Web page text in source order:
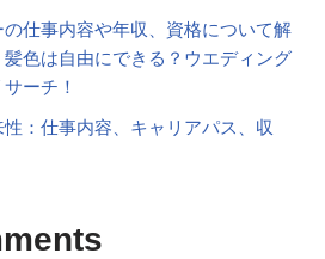
仕事内容や年収、資格について解
色は自由にできる？ウエディング
ーチ！
：仕事内容、キャリアパス、収